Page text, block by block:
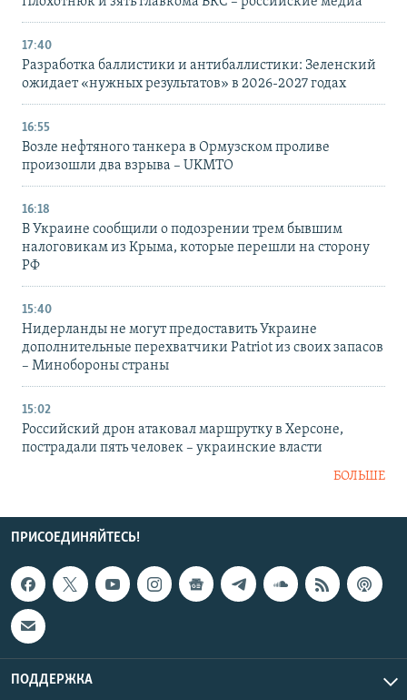
17:40
Разработка баллистики и антибаллистики: Зеленский
ожидает «нужных результатов» в 2026-2027 годах
16:55
Возле нефтяного танкера в Ормузском проливе
произошли два взрыва – UKMTO
16:18
В Украине сообщили о подозрении трем бывшим
налоговикам из Крыма, которые перешли на сторону
РФ
15:40
Нидерланды не могут предоставить Украине
дополнительные перехватчики Patriot из своих запасов
– Минобороны страны
15:02
Российский дрон атаковал маршрутку в Херсоне,
пострадали пять человек – украинские власти
БОЛЬШЕ
ПРИСОЕДИНЯЙТЕСЬ!
ПОДДЕРЖКА